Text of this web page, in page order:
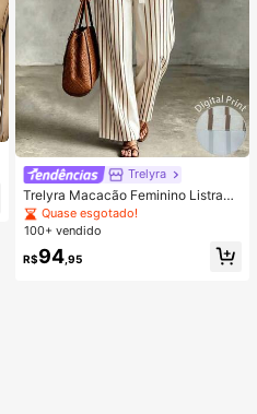
Trelyra
Trelyra Macacão Feminino Listrado
Franzido Casual para Uso Diário
Quase esgotado!
100+ vendido
R$94 ,95